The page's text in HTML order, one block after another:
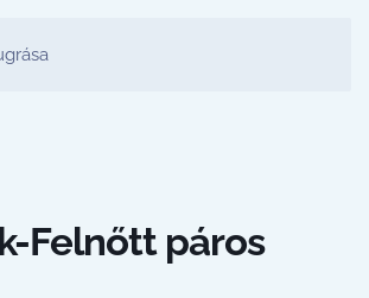
STÚDIÓ
Felnőtt páros